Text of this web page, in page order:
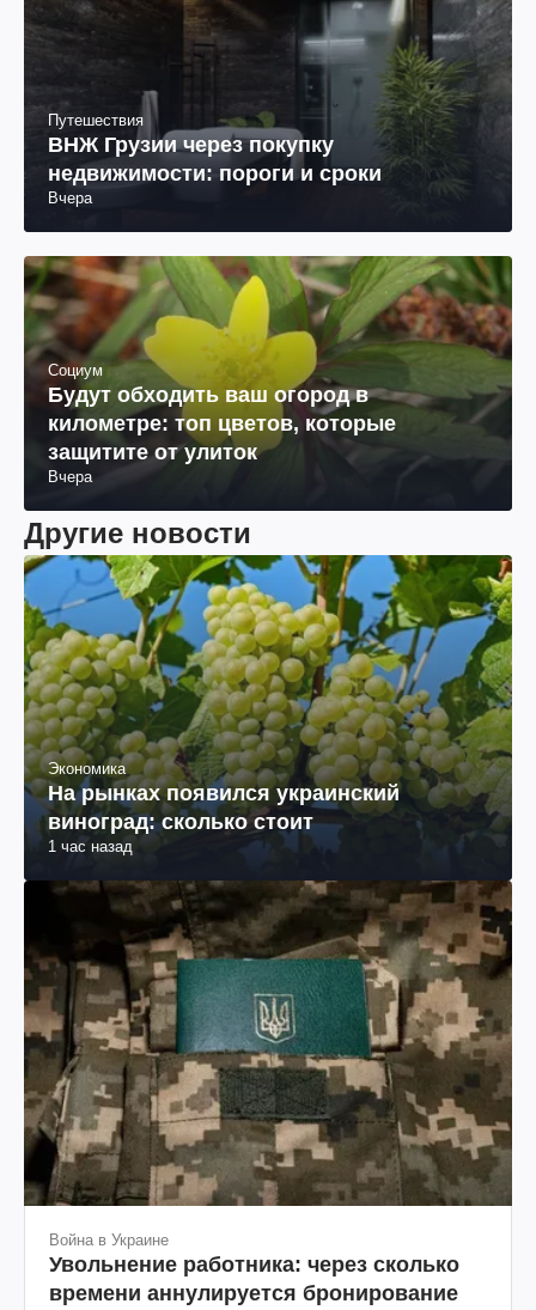
Путешествия
ВНЖ Грузии через покупку
недвижимости: пороги и сроки
Вчера
Социум
Будут обходить ваш огород в
километре: топ цветов, которые
защитите от улиток
Вчера
Другие новости
Экономика
На рынках появился украинский
виноград: сколько стоит
1 час назад
Война в Украине
Увольнение работника: через сколько
времени аннулируется бронирование